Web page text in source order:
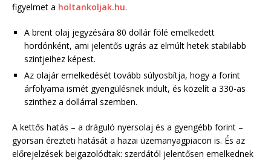
figyelmet a holtankoljak.hu.
A brent olaj jegyzésára 80 dollár fölé emelkedett
hordónként, ami jelentős ugrás az elmúlt hetek stabilabb
szintjeihez képest.
Az olajár emelkedését tovább súlyosbítja, hogy a forint
árfolyama ismét gyengülésnek indult, és közelít a 330-as
szinthez a dollárral szemben.
A kettős hatás – a dráguló nyersolaj és a gyengébb forint –
gyorsan érezteti hatását a hazai üzemanyagpiacon is. És az
előrejelzések beigazolódtak: szerdától jelentősen emelkednek